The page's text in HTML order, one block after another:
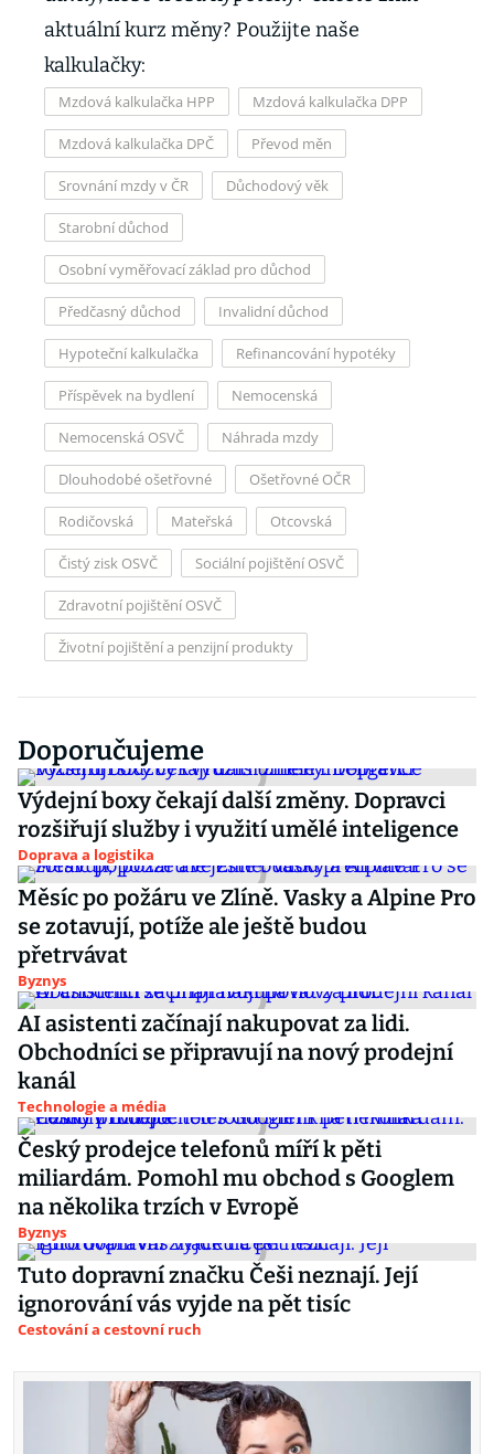
aktuální kurz měny? Použijte naše
kalkulačky:
Mzdová kalkulačka HPP Mzdová kalkulačka DPP
Mzdová kalkulačka DPČ Převod měn
Srovnání mzdy v ČR Důchodový věk
Starobní důchod
Osobní vyměřovací základ pro důchod
Předčasný důchod Invalidní důchod
Hypoteční kalkulačka Refinancování hypotéky
Příspěvek na bydlení Nemocenská
Nemocenská OSVČ Náhrada mzdy
Dlouhodobé ošetřovné Ošetřovné OČR
Rodičovská Mateřská Otcovská
Čistý zisk OSVČ Sociální pojištění OSVČ
Zdravotní pojištění OSVČ
Životní pojištění a penzijní produkty
Doporučujeme
Výdejní boxy čekají další změny. Dopravci
rozšiřují služby i využití umělé inteligence
Doprava a logistika
Měsíc po požáru ve Zlíně. Vasky a Alpine Pro
se zotavují, potíže ale ještě budou
přetrvávat
Byznys
AI asistenti začínají nakupovat za lidi.
Obchodníci se připravují na nový prodejní
kanál
Technologie a média
Český prodejce telefonů míří k pěti
miliardám. Pomohl mu obchod s Googlem
na několika trzích v Evropě
Byznys
Tuto dopravní značku Češi neznají. Její
ignorování vás vyjde na pět tisíc
Cestování a cestovní ruch